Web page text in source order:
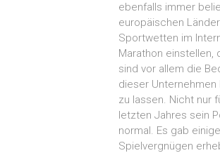
ebenfalls immer
europäischen
Sportwetten im
Marathon einstellen,
sind vor allem die
dieser
zu lassen. Nicht nur
letzten Jahres sein
normal. Es gab
Spielvergnügen